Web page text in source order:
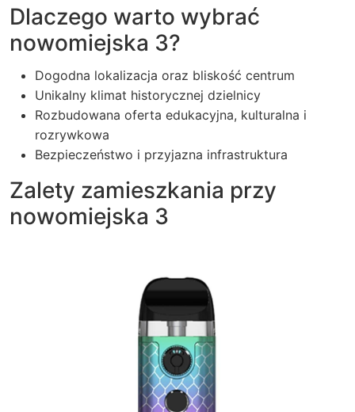
Dlaczego warto wybrać
nowomiejska 3?
Dogodna lokalizacja oraz bliskość centrum
Unikalny klimat historycznej dzielnicy
Rozbudowana oferta edukacyjna, kulturalna i
rozrywkowa
Bezpieczeństwo i przyjazna infrastruktura
Zalety zamieszkania przy
nowomiejska 3